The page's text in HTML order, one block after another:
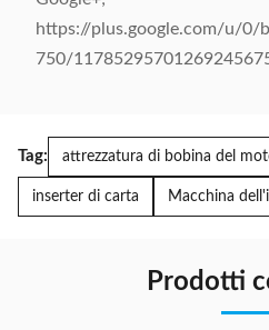
https://plus.google.com/u/0/
750/
Tag: attrezzatura di bobina del
inserter di carta Macchina
Prodotti